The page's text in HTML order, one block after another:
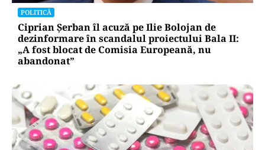
POLITICĂ
Ciprian Șerban îl acuză pe Ilie Bolojan de
dezinformare în scandalul proiectului Bala II:
„A fost blocat de Comisia Europeană, nu
abandonat”